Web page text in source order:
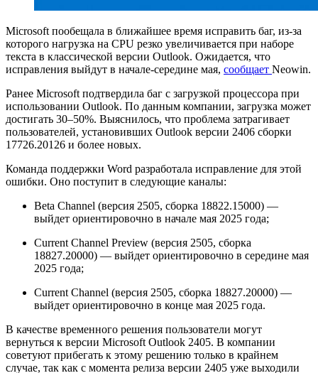
Microsoft пообещала в ближайшее время исправить баг, из-за
которого нагрузка на CPU резко увеличивается при наборе
текста в классической версии Outlook. Ожидается, что
исправления выйдут в начале-середине мая, сообщает Neowin.
Ранее Microsoft подтвердила баг с загрузкой процессора при
использовании Outlook. По данным компании, загрузка может
достигать 30–50%. Выяснилось, что проблема затрагивает
пользователей, установивших Outlook версии 2406 сборки
17726.20126 и более новых.
Команда поддержки Word разработала исправление для этой
ошибки. Оно поступит в следующие каналы:
Beta Channel (версия 2505, сборка 18822.15000) —
выйдет ориентировочно в начале мая 2025 года;
Current Channel Preview (версия 2505, сборка
18827.20000) — выйдет ориентировочно в середине мая
2025 года;
Current Channel (версия 2505, сборка 18827.20000) —
выйдет ориентировочно в конце мая 2025 года.
В качестве временного решения пользователи могут
вернуться к версии Microsoft Outlook 2405. В компании
советуют прибегать к этому решению только в крайнем
случае, так как с момента релиза версии 2405 уже выходили